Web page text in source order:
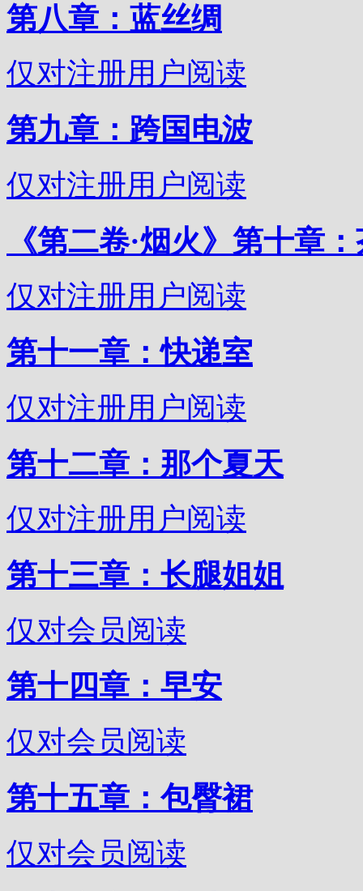
第八章：蓝丝绸
仅对注册用户阅读
第九章：跨国电波
仅对注册用户阅读
《第二卷·烟火》第十章
仅对注册用户阅读
第十一章：快递室
仅对注册用户阅读
第十二章：那个夏天
仅对注册用户阅读
第十三章：长腿姐姐
仅对会员阅读
第十四章：早安
仅对会员阅读
第十五章：包臀裙
仅对会员阅读